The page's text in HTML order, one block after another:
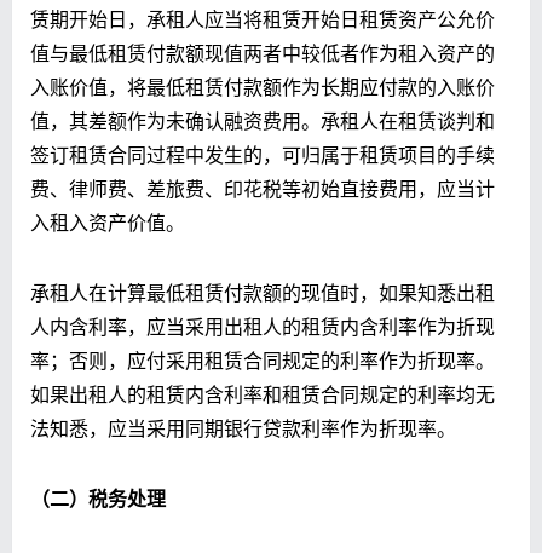
赁期开始日，承租人应当将租赁开始日租赁资产公允价
值与最低租赁付款额现值两者中较低者作为租入资产的
入账价值，将最低租赁付款额作为长期应付款的入账价
值，其差额作为未确认融资费用。承租人在租赁谈判和
签订租赁合同过程中发生的，可归属于租赁项目的手续
费、律师费、差旅费、印花税等初始直接费用，应当计
入租入资产价值。
承租人在计算最低租赁付款额的现值时，如果知悉出租
人内含利率，应当采用出租人的租赁内含利率作为折现
率；否则，应付采用租赁合同规定的利率作为折现率。
如果出租人的租赁内含利率和租赁合同规定的利率均无
法知悉，应当采用同期银行贷款利率作为折现率。
（二）税务处理